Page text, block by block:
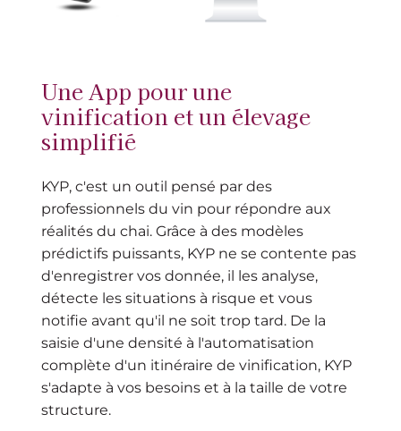
Une App pour une
vinification et un élevage
simplifié
KYP, c'est un outil pensé par des
professionnels du vin pour répondre aux
réalités du chai. Grâce à des modèles
prédictifs puissants, KYP ne se contente pas
d'enregistrer vos donnée, il les analyse,
détecte les situations à risque et vous
notifie avant qu'il ne soit trop tard. De la
saisie d'une densité à l'automatisation
complète d'un itinéraire de vinification, KYP
s'adapte à vos besoins et à la taille de votre
structure.